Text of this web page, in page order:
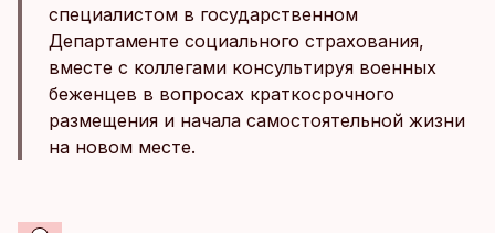
специалистом в государственном
Департаменте социального страхования,
вместе с коллегами консультируя военных
беженцев в вопросах краткосрочного
размещения и начала самостоятельной жизни
на новом месте.